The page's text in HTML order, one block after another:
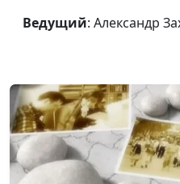
Быть верующим:
Можно ли молиться
Богу о финансах?
Мой Бог - Бог радости
Ведущий: Александр